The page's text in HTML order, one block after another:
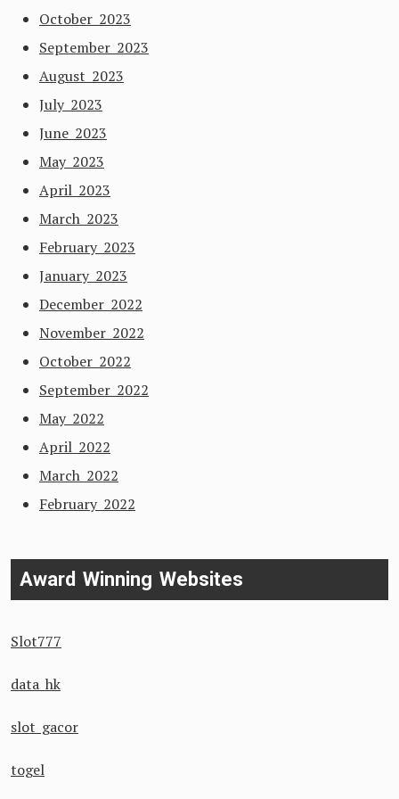
October 2023
September 2023
August 2023
July 2023
June 2023
May 2023
April 2023
March 2023
February 2023
January 2023
December 2022
November 2022
October 2022
September 2022
May 2022
April 2022
March 2022
February 2022
Award Winning Websites
Slot777
data hk
slot gacor
togel